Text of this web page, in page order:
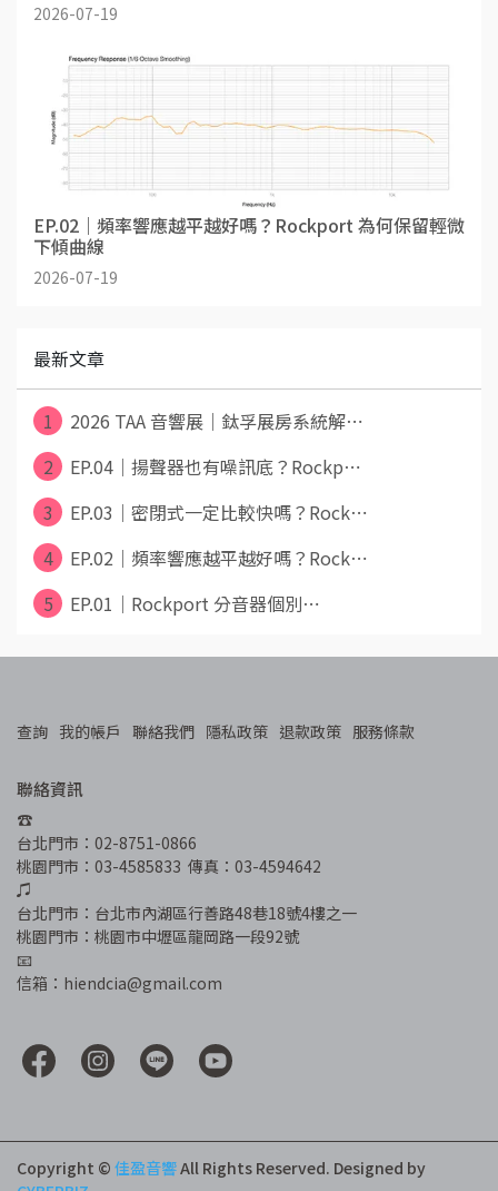
2026-07-19
EP.02｜頻率響應越平越好嗎？Rockport 為何保留輕微
下傾曲線
2026-07-19
最新文章
1
2026 TAA 音響展｜鈦孚展房系統解⋯
2
EP.04｜揚聲器也有噪訊底？Rockp⋯
3
EP.03｜密閉式一定比較快嗎？Rock⋯
4
EP.02｜頻率響應越平越好嗎？Rock⋯
5
EP.01｜Rockport 分音器個別⋯
查詢 我的帳戶 聯絡我們 隱私政策 退款政策 服務條款
聯絡資訊
☎︎
台北門市：02-8751-0866
桃園門市：03-4585833  傳真：03-4594642
♫
台北門市：台北市內湖區行善路48巷18號4樓之一
桃園門市：桃園市中壢區龍岡路一段92號
📧
信箱：hiendcia@gmail.com
Copyright © 佳盈音響All Rights Reserved. Designed by